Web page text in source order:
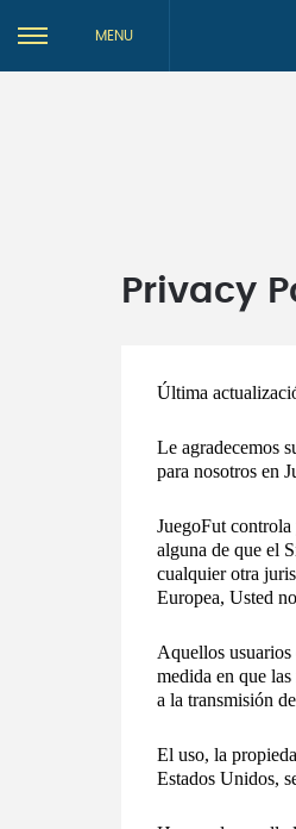
MENU
Privacy
Última
Le agradecemos
para nosotros en
JuegoFut
alguna de que el
cualquier otra
Europea, Usted
Aquellos
medida en que
a la transmisión
El uso, la
Estados Unidos,